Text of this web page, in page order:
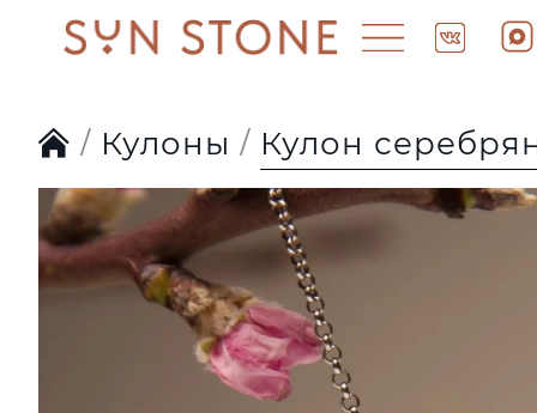
Кулоны Кулон